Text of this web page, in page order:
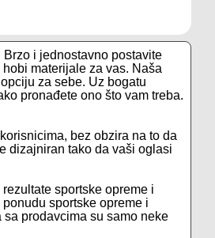
i jednostavno postavite
materijale za vas. Naša
za sebe. Uz bogatu
pronađete ono što vam treba.
bez obzira na to da
dizajniran tako da vaši oglasi
sportske opreme i
sportske opreme i
prodavcima su samo neke